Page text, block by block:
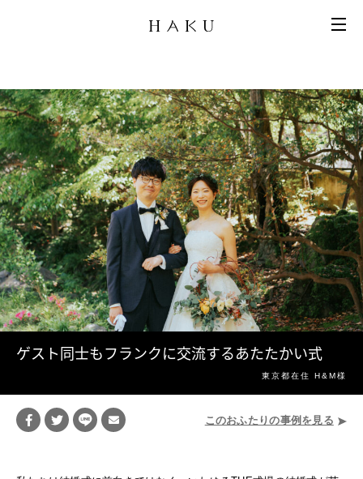
ゲスト同士もフランクに交流するあたたかい式
東京都在住 H&M様
このおふたりの事例を見る